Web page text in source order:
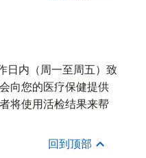
日内（周一至周五）致
向您的医疗保健提供
将使用活检结果来帮
回到顶部